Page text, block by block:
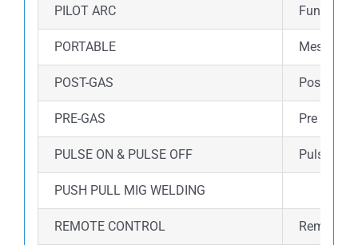
PILOT ARC Fungsi
PORTABLE Mesin las
POST-GAS Post gas
PRE-GAS Pre gas
PULSE ON & PULSE OFF Pulse
PUSH PULL MIG WELDING
REMOTE CONTROL Remote